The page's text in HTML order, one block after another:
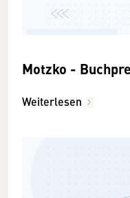
Motzko -
Weiterlesen